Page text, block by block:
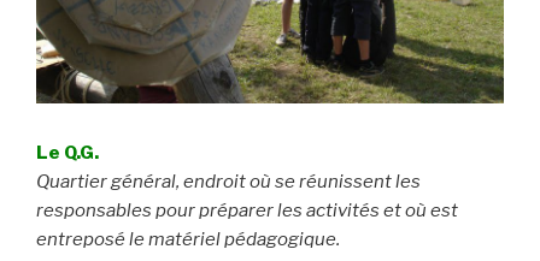
Le Q.G.
Quartier général, endroit où se réunissent les
responsables pour préparer les activités et où est
entreposé le matériel pédagogique.